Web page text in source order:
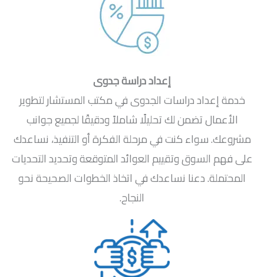
إعداد دراسة جدوى
خدمة إعداد دراسات الجدوى في مكتب المستشار لتطوير
الأعمال تضمن لك تحليلًا شاملاً ودقيقًا لجميع جوانب
مشروعك. سواء كنت في مرحلة الفكرة أو التنفيذ، نساعدك
على فهم السوق وتقييم العوائد المتوقعة وتحديد التحديات
المحتملة. دعنا نساعدك في اتخاذ الخطوات الصحيحة نحو
النجاح.